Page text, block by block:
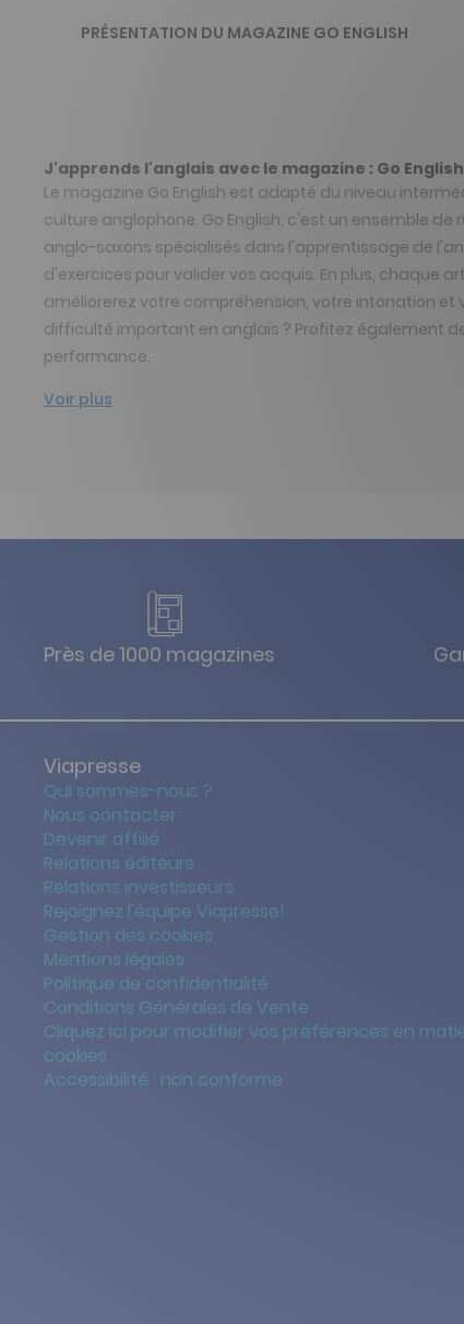
PRÉSENTATION DU MAGAZINE GO ENGLISH
J'apprends l'anglais avec le magazine : Go English
Le magazine Go English est adapté du niveau
culture anglophone. Go English, c'est un ensemble
anglo-saxons spécialisés dans l'apprentissage de
d'exercices pour valider vos acquis. En plus, chaque
améliorerez votre compréhension, votre intonation
difficulté important en anglais ? Profitez également
performance.
Voir plus
Près de 1000 magazines
Viapresse
Qui sommes-nous ?
Nous contacter
Devenir affilié
Relations éditeurs
Relations investisseurs
Rejoignez l'équipe Viapresse!
Gestion des cookies
Mentions légales
Politique de confidentialité
Conditions Générales de Vente
Cliquez ici pour modifier vos préférences en
cookies
Accessibilité : non conforme